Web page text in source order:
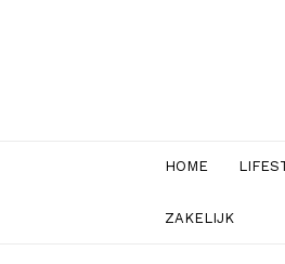
HOME
ZAKELIJK